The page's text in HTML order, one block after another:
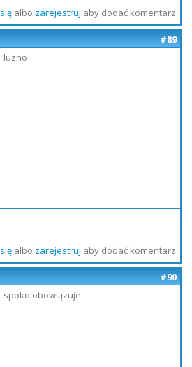
albo zarejestruj aby dodać komentarz
#89
luzno
albo zarejestruj aby dodać komentarz
#90
spoko obowiązuje